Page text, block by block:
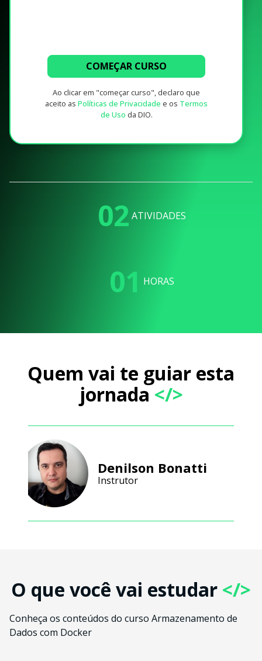
COMEÇAR CURSO
Ao clicar em "começar curso", declaro que
aceito as Políticas de Privacidade e os Termos
de Uso da DIO.
02 ATIVIDADES
01 HORAS
Quem vai te guiar esta
jornada </>
Denilson Bonatti
Instrutor
O que você vai estudar </>
Conheça os conteúdos do curso Armazenamento de
Dados com Docker